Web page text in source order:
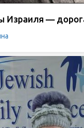
Израиля —